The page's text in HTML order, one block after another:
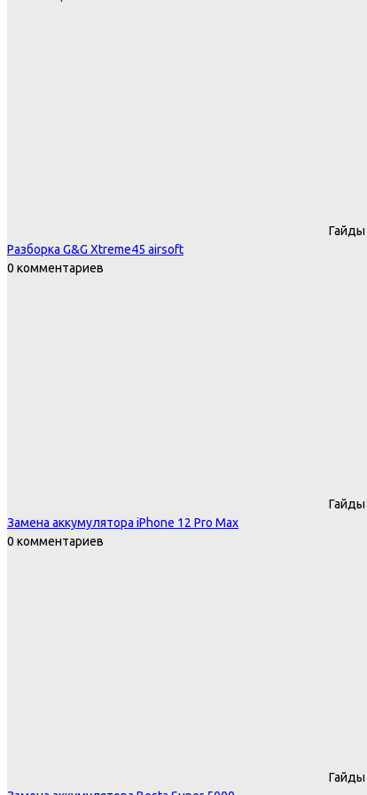
Гайды
Разборка G&G Xtreme45 airsoft
0 комментариев
Гайды
Замена аккумулятора iPhone 12 Pro Max
0 комментариев
Гайды